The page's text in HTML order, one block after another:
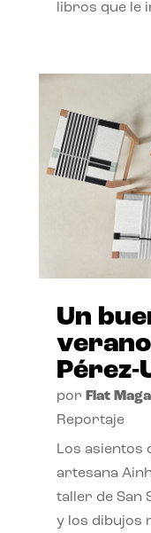
libros que le
Un
Pérez-
por Flat
Reportaje
Los asientos
artesana
taller de San
y los dibujos